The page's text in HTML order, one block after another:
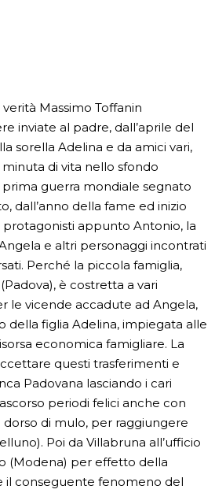
verità Massimo Toffanin
inviate al padre, dall’aprile del
sorella Adelina e da amici vari,
di vita nello sfondo
guerra mondiale segnato
dall’anno della fame ed inizio
protagonisti appunto Antonio, la
e altri personaggi incontrati
Perché la piccola famiglia,
è costretta a vari
le vicende accadute ad Angela,
della figlia Adelina, impiegata alle
economica famigliare. La
questi trasferimenti e
Padovana lasciando i cari
periodi felici anche con
dorso di mulo, per raggiungere
Poi da Villabruna all’ufficio
(Modena) per effetto della
il conseguente fenomeno del